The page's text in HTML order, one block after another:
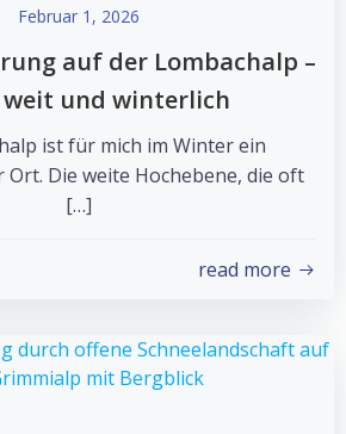
Februar 1, 2026
auf der Lombachalp –
und winterlich
ist für mich im Winter ein
Die weite Hochebene, die oft
[…]
read more